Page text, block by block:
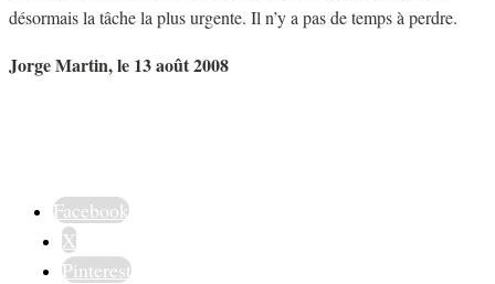
désormais la tâche la plus urgente. Il n’y a pas de temps à perdre.
Jorge Martin, le 13 août 2008
Facebook
X
Pinterest